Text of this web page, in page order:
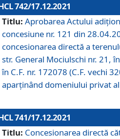
742/17.12.2021
Titlu: Aprobarea Actului
concesiune nr. 121 din
concesionarea directă a
str. General Mociulschi nr. 21,
în C.F. nr. 172078 (C.F. vechi
aparținând domeniului privat
741/17.12.2021
Titlu: Concesionarea directă